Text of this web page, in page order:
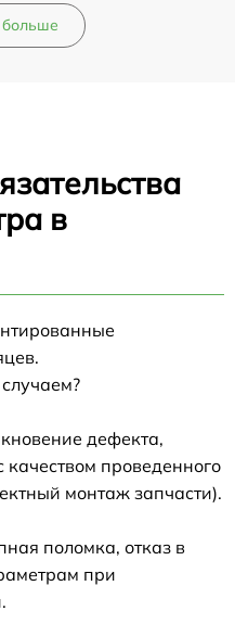
в
дефекта,
качеством проведенного
монтаж запчасти).
поломка, отказ в
при